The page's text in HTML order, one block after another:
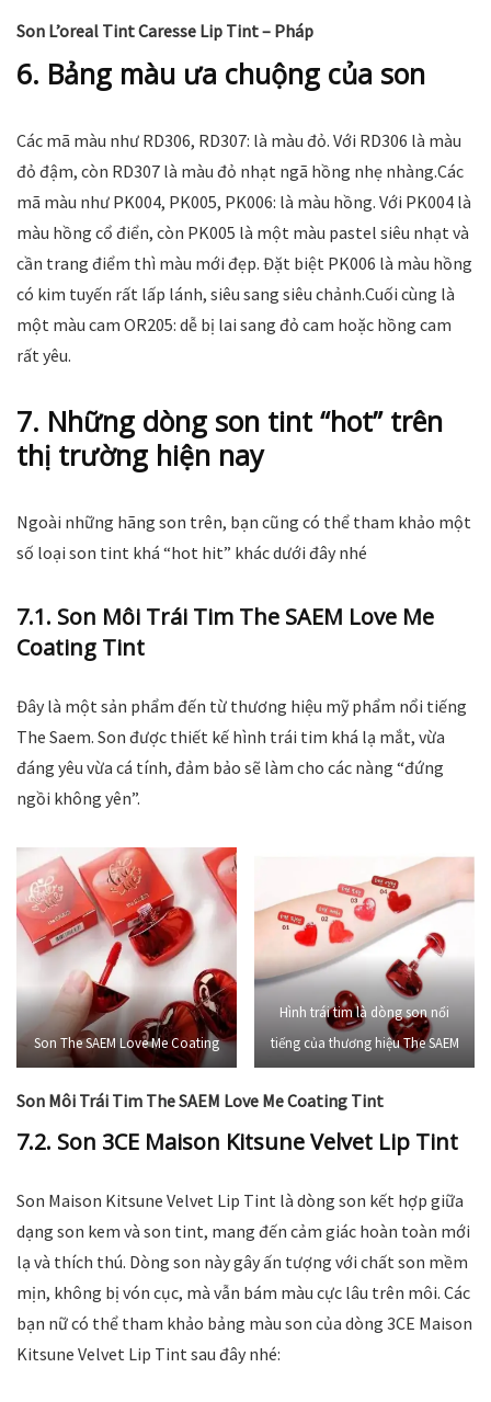
Son L’oreal Tint Caresse Lip Tint – Pháp
6. Bảng màu ưa chuộng của son
Các mã màu như RD306, RD307: là màu đỏ. Với RD306 là màu
đỏ đậm, còn RD307 là màu đỏ nhạt ngã hồng nhẹ nhàng.Các
mã màu như PK004, PK005, PK006: là màu hồng. Với PK004 là
màu hồng cổ điển, còn PK005 là một màu pastel siêu nhạt và
cần trang điểm thì màu mới đẹp. Đặt biệt PK006 là màu hồng
có kim tuyến rất lấp lánh, siêu sang siêu chảnh.Cuối cùng là
một màu cam OR205: dễ bị lai sang đỏ cam hoặc hồng cam
rất yêu.
7. Những dòng son tint “hot” trên
thị trường hiện nay
Ngoài những hãng son trên, bạn cũng có thể tham khảo một
số loại son tint khá “hot hit” khác dưới đây nhé
7.1. Son Môi Trái Tim The SAEM Love Me
Coating Tint
Đây là một sản phẩm đến từ thương hiệu mỹ phẩm nổi tiếng
The Saem. Son được thiết kế hình trái tim khá lạ mắt, vừa
đáng yêu vừa cá tính, đảm bảo sẽ làm cho các nàng “đứng
ngồi không yên”.
Son The SAEM Love Me Coating
Hình trái tim là dòng son nổi
tiếng của thương hiệu The SAEM
Son Môi Trái Tim The SAEM Love Me Coating Tint
7.2. Son 3CE Maison Kitsune Velvet Lip Tint
Son Maison Kitsune Velvet Lip Tint là dòng son kết hợp giữa
dạng son kem và son tint, mang đến cảm giác hoàn toàn mới
lạ và thích thú. Dòng son này gây ấn tượng với chất son mềm
mịn, không bị vón cục, mà vẫn bám màu cực lâu trên môi. Các
bạn nữ có thể tham khảo bảng màu son của dòng 3CE Maison
Kitsune Velvet Lip Tint sau đây nhé: